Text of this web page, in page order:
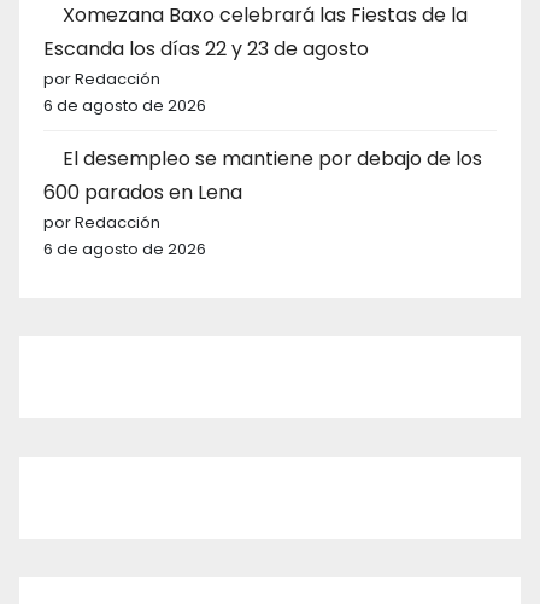
Xomezana Baxo celebrará las Fiestas de la
Escanda los días 22 y 23 de agosto
por Redacción
6 de agosto de 2026
El desempleo se mantiene por debajo de los
600 parados en Lena
por Redacción
6 de agosto de 2026